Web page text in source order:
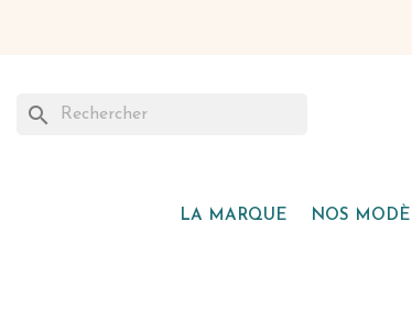
search
LA MARQUE NOS